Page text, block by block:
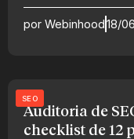
por Webinhood18/
SEO
Auditoria de
checklist de 12